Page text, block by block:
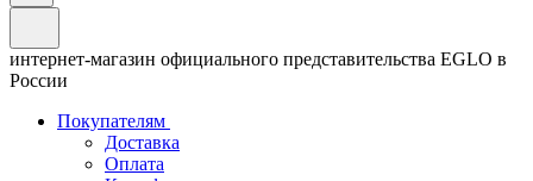
интернет-магазин официального представительства EGLO в
России
Покупателям
Доставка
Оплата